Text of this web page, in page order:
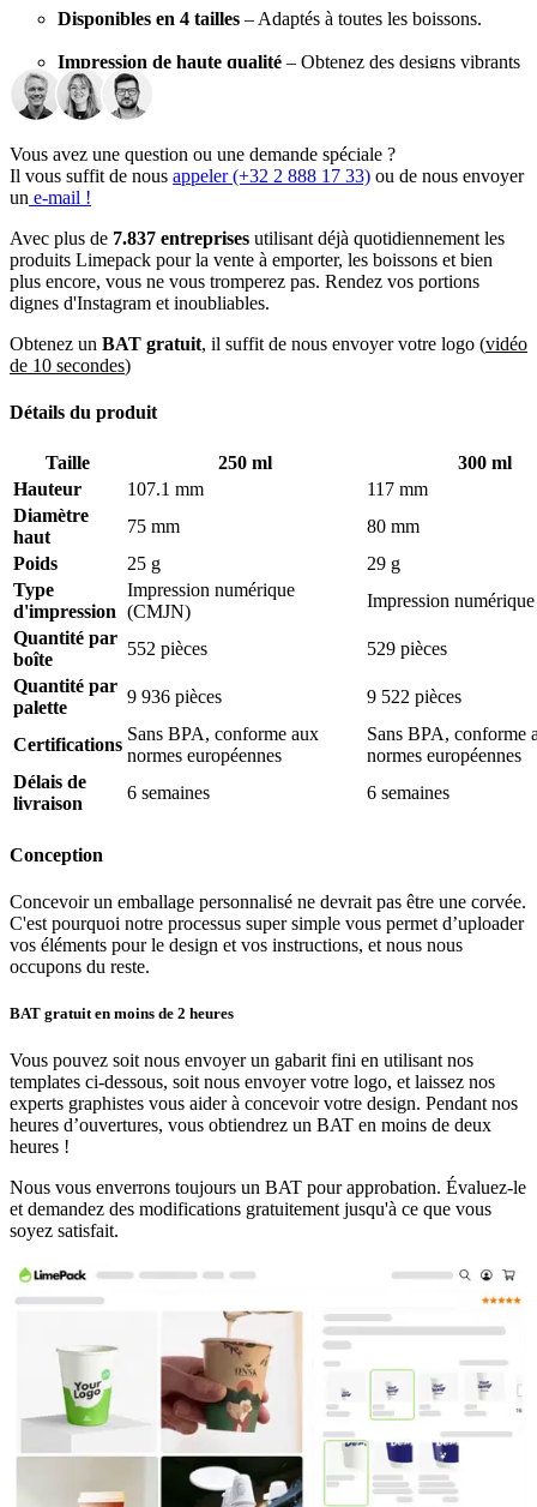
Disponibles en 4 tailles – Adaptés à toutes les boissons.
Impression de haute qualité – Obtenez des designs vibrants
et résistants avec une grande précision.
Compatibles avec le lave-vaisselle
une réutilisation prolongée, garantissant une visibilité durable
de votre marque.
Nos gobelets en plastique réutilisables conviennent à de nombreuses
boissons, comme les smoothies, les thés glacés et les bières
artisanales. Ils sont légers, durables et lavables au lave-vaisselle –
conçus pour un usage pratique et longue durée.
Qu’attendez-vous ?Téléchargez votre logo dès maintenant et
laissez nos designers créer votre visuel en moins de 2 heures !
Différentes tailles et options de
réutilisables
Nos gobelets en plastique réutilisables personnalisés sont disponibles
en 4 tailles pratiques. Ils sont conçus pour s’adapter à différentes
boissons et occasions, répondant ainsi aux besoins des petites
comme des grandes entreprises.
Choisissez parmi :
dégustations, cocktails ou petites boissons.
300 ml:Une option polyvalente pour les boissons standard
comme les sodas et les jus.
400 ml:
Parfait pour des boissons légèrement plus grandes,
500 ml:
Grâce à notre technologie d’impression numérique avancée, nous
pouvons réaliser tout type de visuel, des logos percutants aux
impression en quadrichromie sur toute la surface. L’extérieur des
marque.
Livraison et Emballage Sans Souci pour
Vos Gobelets en Plastique Réutilisables
Personnalisés
Nos gobelets en plastique réutilisables personnalisés allient durabilité
et élégance avec une grande simplicité. Conçus pour une utilisation
répétée, ils protègent vos boissons tout en mettant en valeur votre
marque avec style. Voici comment nous garantissons une expérience
Quantités flexibles – Commandez à partir de seulement 100
unités jusqu’à plus de 10 000, en fonction des besoins de
votre entreprise, petite ou grande.
Livraison fiable– Nous nous assurons que vos gobelets
réutilisables arrivent à temps. Nos options de livraison
flexibles s’adaptent aux délais serrés et aux événements à
Vous avez une question ou une demande spéciale ?
Il vous suffit de nous appeler (+32 2 888 17 33) ou de nous envoyer
un e-mail !
Avec plus de 7.837 entreprises utilisant déjà quotidiennement les
produits Limepack pour la vente à emporter, les boissons et bien
plus encore, vous ne vous tromperez pas. Rendez vos portions
dignes d'Instagram et inoubliables.
Obtenez un BAT gratuit, il suffit de nous envoyer votre logo (vidéo
de 10 secondes)
Détails du produit
Taille 250 ml
300 ml
Hauteur
107.1 mm
117 mm
Diamètre
haut
75 mm
80 mm
Poids
25 g
29 g
Type
d'impression
Impression numérique
(CMJN)
Impression
Quantité par
boîte
552 pièces
529 pièces
Quantité par
palette
9 936 pièces 9 522 pièces
Certifications
Sans BPA, conforme aux
normes européennes
Sans BPA, conforme
normes européennes
Délais de
livraison
6 semaines 6 semaines
Conception
Concevoir un emballage personnalisé ne devrait pas être une corvée.
C'est pourquoi notre processus super simple vous permet d’uploader
vos éléments pour le design et vos instructions, et nous nous
occupons du reste.
BAT gratuit en moins de 2 heures
Vous pouvez soit nous envoyer un gabarit fini en utilisant nos
templates ci-dessous, soit nous envoyer votre logo, et laissez nos
experts graphistes vous aider à concevoir votre design. Pendant nos
heures d’ouvertures, vous obtiendrez un BAT en moins de deux
heures !
Nous vous enverrons toujours un BAT pour approbation. Évaluez-le
et demandez des modifications gratuitement jusqu'à ce que vous
soyez satisfait.